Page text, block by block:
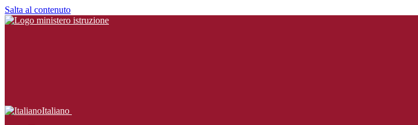
Salta al contenuto
Italiano